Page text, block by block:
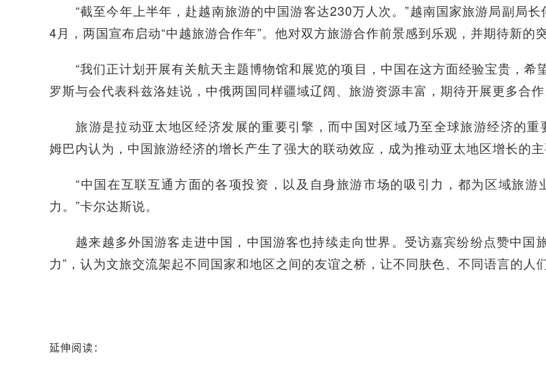
“截至今年上半年，赴越南旅游的中国游客达230万人次。”越南国家旅游局副局长
4月，两国宣布启动“中越旅游合作年”。他对双方旅游合作前景感到乐观，并期待新的突
“我们正计划开展有关航天主题博物馆和展览的项目，中国在这方面经验宝贵，希
罗斯与会代表科兹洛娃说，中俄两国同样疆域辽阔、旅游资源丰富，期待开展更多合作
旅游是拉动亚太地区经济发展的重要引擎，而中国对区域乃至全球旅游经济的重
姆巴内认为，中国旅游经济的增长产生了强大的联动效应，成为推动亚太地区增长的主
“中国在互联互通方面的各项投资，以及自身旅游市场的吸引力，都为区域旅游
力。”卡尔达斯说。
越来越多外国游客走进中国，中国游客也持续走向世界。受访嘉宾纷纷点赞中国
力”，认为文旅交流架起不同国家和地区之间的友谊之桥，让不同肤色、不同语言的人
延伸阅读：